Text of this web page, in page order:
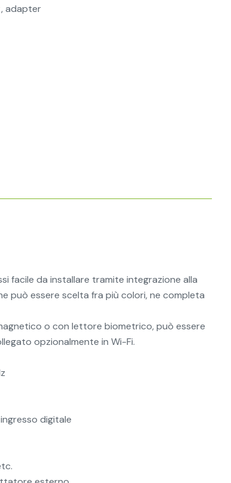
adapter
facile da installare tramite integrazione alla
può essere scelta fra più colori, ne completa
o con lettore biometrico, può essere
opzionalmente in Wi-Fi.
digitale